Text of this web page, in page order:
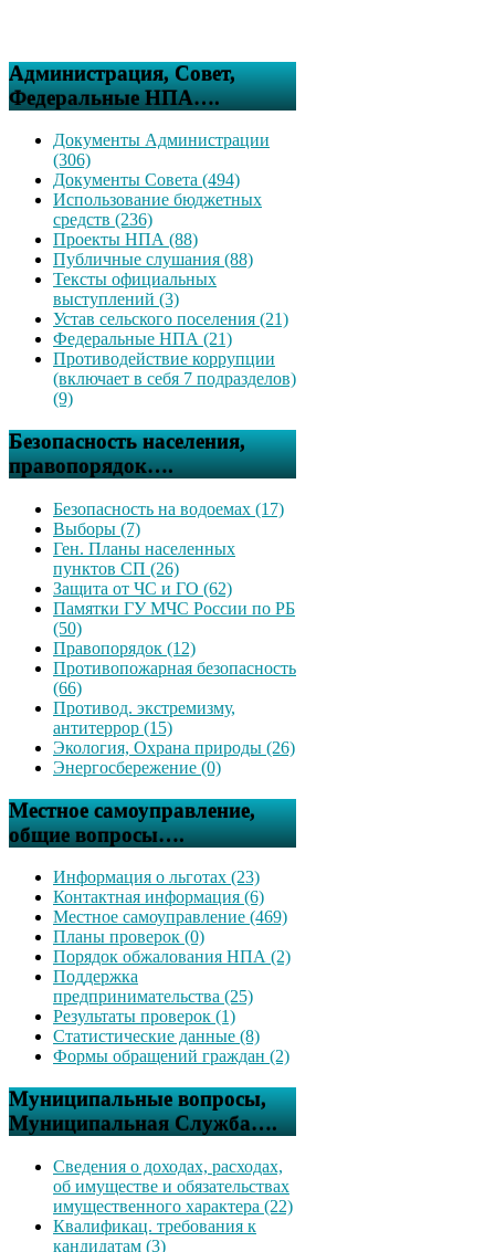
Администрация, Совет,
Федеральные НПА….
Документы Администрации
(306)
Документы Совета (494)
Использование бюджетных
средств (236)
Проекты НПА (88)
Публичные слушания (88)
Тексты официальных
выступлений (3)
Устав сельского поселения (21)
Федеральные НПА (21)
Противодействие коррупции
(включает в себя 7 подразделов)
(9)
Безопасность населения,
правопорядок….
Безопасность на водоемах (17)
Выборы (7)
Ген. Планы населенных
пунктов СП (26)
Защита от ЧС и ГО (62)
Памятки ГУ МЧС России по РБ
(50)
Правопорядок (12)
Противопожарная безопасность
(66)
Противод. экстремизму,
антитеррор (15)
Экология, Охрана природы (26)
Энергосбережение (0)
Местное самоуправление,
общие вопросы….
Информация о льготах (23)
Контактная информация (6)
Местное самоуправление (469)
Планы проверок (0)
Порядок обжалования НПА (2)
Поддержка
предпринимательства (25)
Результаты проверок (1)
Статистические данные (8)
Формы обращений граждан (2)
Муниципальные вопросы,
Муниципальная Служба….
Сведения о доходах, расходах,
об имуществе и обязательствах
имущественного характера (22)
Квалификац. требования к
кандидатам (3)